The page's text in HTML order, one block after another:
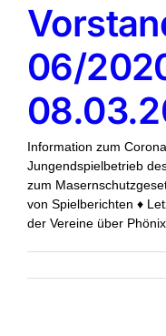
06/
Information zum
Jungendspielbetrieb
zum
von Spielberichten ♦
der Vereine über